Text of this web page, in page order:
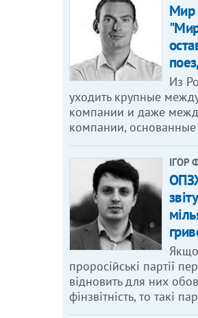
Мир
Из
уходить крупные
компании и даже
компании,
ІГОР
Якщо
проросійські партії
відновить для них
фінзвітність, то такі